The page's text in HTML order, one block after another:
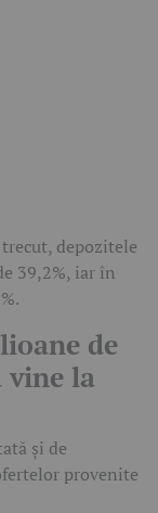
depozitele
39,2%, iar în
de
la
și de
provenite